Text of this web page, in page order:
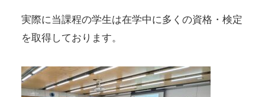
実際に当課程の学生は在学中に多くの資格・検定
を取得しております。